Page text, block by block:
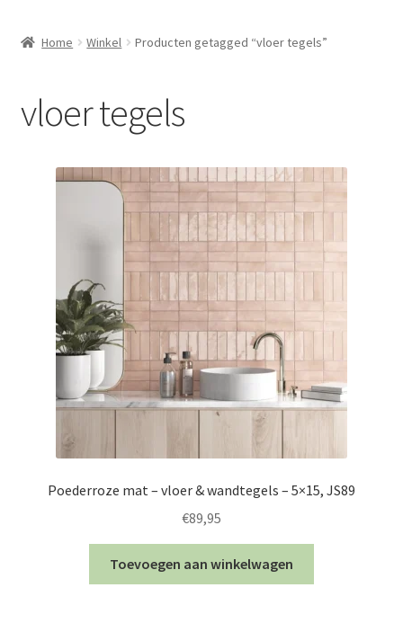
Mozaïekvellen
Contact
Home Winkel Producten getagged “vloer tegels”
vloer tegels
Poederroze mat – vloer & wandtegels – 5×15, JS89
€89,95
Toevoegen aan winkelwagen